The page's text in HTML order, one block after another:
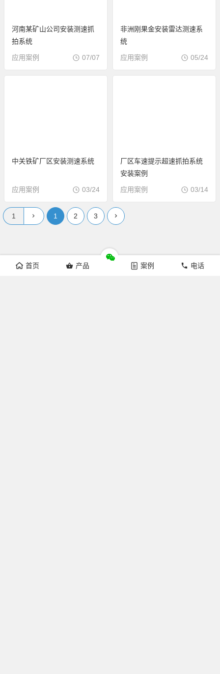
河南某矿山公司安装测速抓
拍系统
应用案例 07/07
非洲刚果金安装雷达测速系
统
应用案例 05/24
中关铁矿厂区安装测速系统
应用案例 03/24
厂区车速提示超速抓拍系统
安装案例
应用案例 03/14
1 2 3
首页 产品 案例 电话